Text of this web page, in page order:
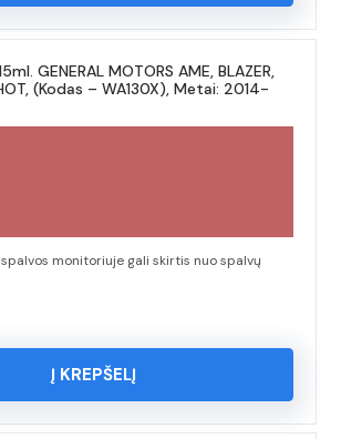
GENERAL MOTORS AME, BLAZER,
(Kodas – WA130X), Metai: 2014-
monitoriuje gali skirtis nuo spalvų
Į KREPŠELĮ